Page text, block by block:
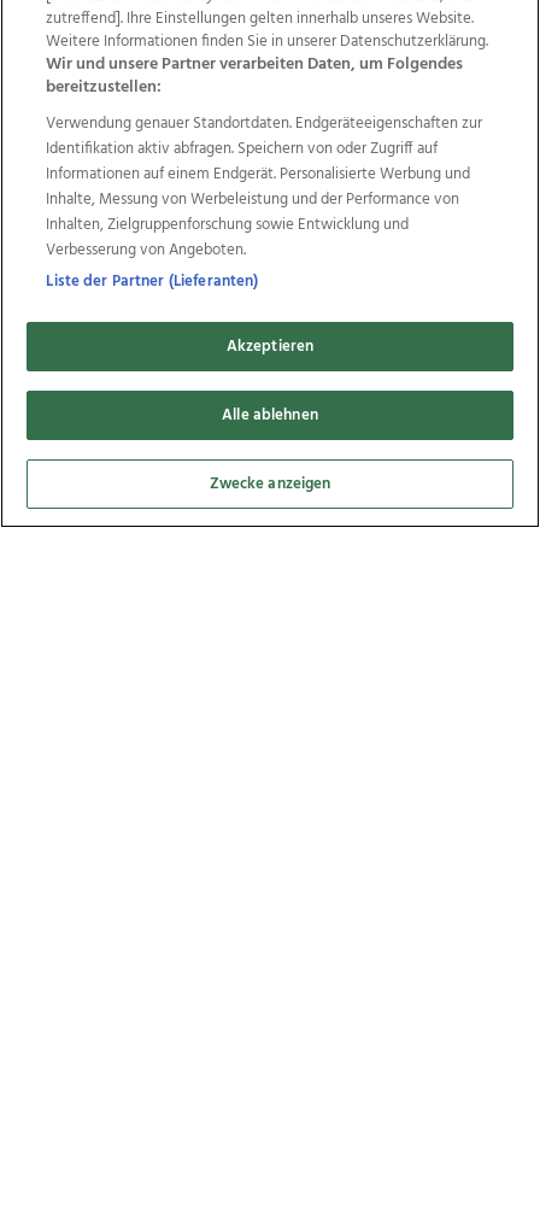
Bilder
Sturm Felix hat im Bezirk Urfahr-Umgebung
5
Bilder
zutreffend]. Ihre Einstellungen gelten innerhalb unseres Website.
Weitere Informationen finden Sie in unserer Datenschutzerklärung.
Wir und unsere Partner verarbeiten Daten, um Folgendes
bereitzustellen:
Verwendung genauer Standortdaten. Endgeräteeigenschaften zur
Identifikation aktiv abfragen. Speichern von oder Zugriff auf
Informationen auf einem Endgerät. Personalisierte Werbung und
Inhalte, Messung von Werbeleistung und der Performance von
Inhalten, Zielgruppenforschung sowie Entwicklung und
Verbesserung von Angeboten.
Liste der Partner (Lieferanten)
Akzeptieren
Alle ablehnen
Zwecke anzeigen